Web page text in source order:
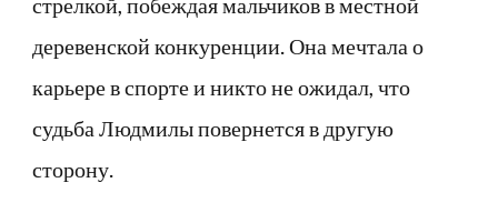
деревенской конкуренции. Она мечтала о
карьере в спорте и никто не ожидал, что
судьба Людмилы повернется в другую
сторону.